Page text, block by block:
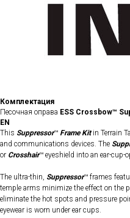
Комплектация
Песочная оправа ESS Crossbow™
EN
This Suppressor™ Frame Kitin Terrain
and communications devices. The
or Crosshair™ eyeshield into an ear-
The ultra-thin, Suppressor™ frames
temple arms minimize the effect on the
eliminate the hot spots and pressure
eyewear is worn under ear cups.